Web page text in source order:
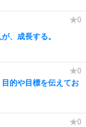
、成長する。
的や目標を伝えてお